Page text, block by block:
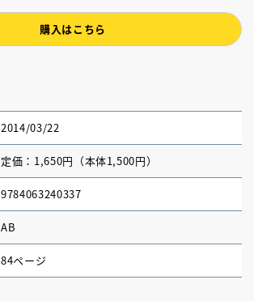
購入はこちら
2014/03/22
定価：1,650円（本体1,500円）
9784063240337
AB
84ページ